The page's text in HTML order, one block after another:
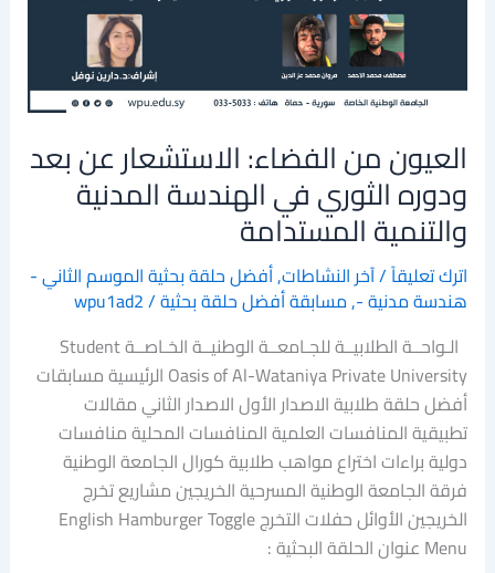
العيون من الفضاء: الاستشعار عن بعد
ودوره الثوري في الهندسة المدنية
والتنمية المستدامة
اترك تعليقاً/آخر النشاطات,أفضل حلقة بحثية الموسم الثاني -
هندسة مدنية -,مسابقة أفضل حلقة بحثية/
wpu1ad2
الـواحــة الطلابيــة للجـامعــة الوطنيــة الخـاصــة Student
Oasis of Al-Wataniya Private University الرئيسية مسابقات
أفضل حلقة طلابية الاصدار الأول الاصدار الثاني مقالات
تطبيقية المنافسات العلمية المنافسات المحلية منافسات
دولية براءات اختراع مواهب طلابية كورال الجامعة الوطنية
فرقة الجامعة الوطنية المسرحية الخريجين مشاريع تخرج
الخريجين الأوائل حفلات التخرج English Hamburger Toggle
Menu عنوان الحلقة البحثية :
الثوري
الهندسة
المدنية
والتنمية
المستدامة